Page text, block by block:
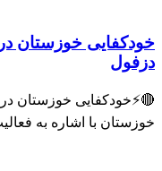
خوزستان در
خوزستان در
با اشاره به فعالیت